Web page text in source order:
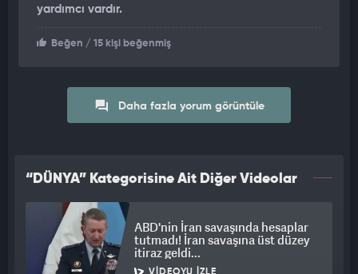
yardımcı vardır.
Beğen / 15 kişi beğenmiş
Daha fazla yorum görüntüle
“DÜNYA” Kategorisine Ait Diğer Videolar
ABD'nin İran savaşında hesaplar
tutmadı! İran savaşına üst düzey
itiraz geldi...